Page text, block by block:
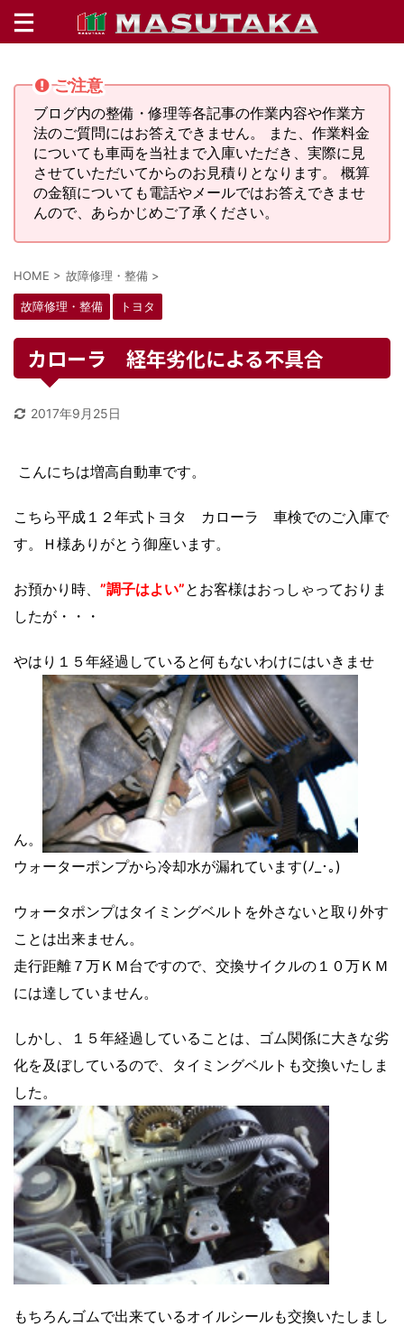
ご注意
ブログ内の整備・修理等各記事の作業内容や作業方
法のご質問にはお答えできません。 また、作業料金
についても車両を当社まで入庫いただき、実際に見
させていただいてからのお見積りとなります。 概算
の金額についても電話やメールではお答えできませ
んので、あらかじめご了承ください。
HOME > 故障修理・整備 >
故障修理・整備 トヨタ
カローラ 経年劣化による不具合
2017年9月25日
こんにちは増高自動車です。
こちら平成１２年式トヨタ カローラ 車検でのご入庫で
す。Ｈ様ありがとう御座います。
お預かり時、 ”調子はよい”とお客様はおっしゃっておりま
したが・・・
やはり１５年経過していると何もないわけにはいきませ
ん。
ウォーターポンプから冷却水が漏れています(ﾉ_･｡)
ウォータポンプはタイミングベルトを外さないと取り外す
ことは出来ません。
走行距離７万ＫＭ台ですので、交換サイクルの１０万ＫＭ
には達していません。
しかし、１５年経過していることは、ゴム関係に大きな劣
化を及ぼしているので、タイミングベルトも交換いたしま
した。
もちろんゴムで出来ているオイルシールも交換いたしまし